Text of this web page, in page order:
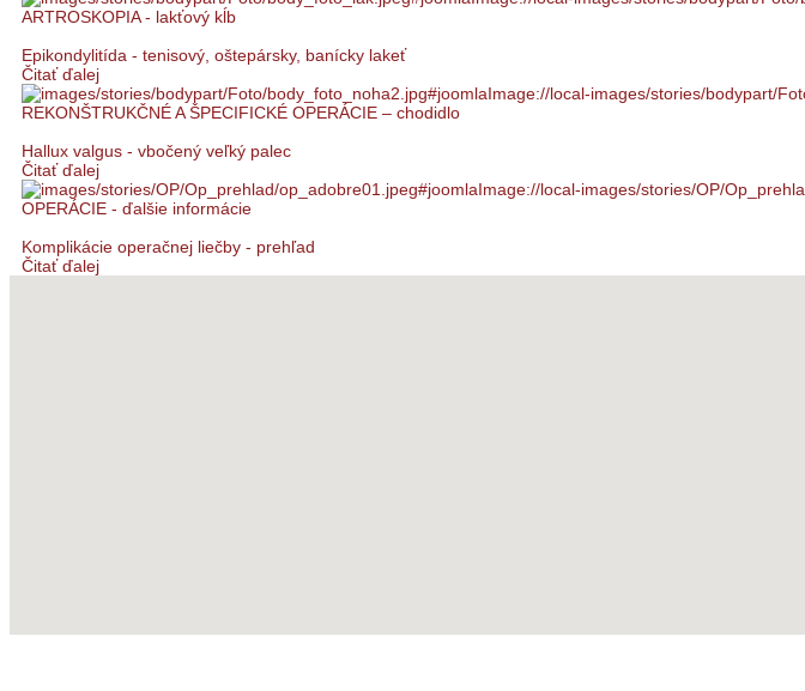
ARTROSKOPIA - lakťový kĺb
Epikondylitída - tenisový, oštepársky, banícky lakeť
Čitať ďalej
REKONŠTRUKČNÉ A ŠPECIFICKÉ OPERÁCIE – chodidlo
Hallux valgus - vbočený veľký palec
Čitať ďalej
OPERÁCIE - ďalšie informácie
Komplikácie operačnej liečby - prehľad
Čitať ďalej